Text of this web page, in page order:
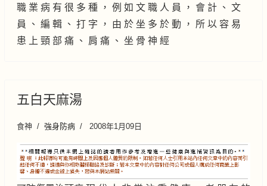
職 業 病 有 很 多 種 ， 例 如 文 職 人 員 ， 會 計 、 文
員 、 編 輯 、 打 字 ， 由 於 坐 多 於 動 ， 所 以 容 易
患 上 頸 部 痛 、 肩 痛 、 坐 骨 神 經
五白天麻湯
食神 強身防病 2008年1月09日